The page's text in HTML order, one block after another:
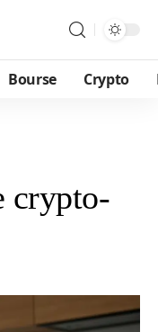
Bourse Crypto
crypto-